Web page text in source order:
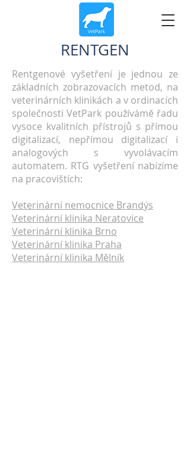
RENTGEN
Rentgenové vyšetření je jednou ze
základních zobrazovacích metod, na
veterinárních klinikách a v ordinacích
společnosti VetPark používámě řadu
vysoce kvalitních přístrojů s přímou
digitalizací, nepřímou digitalizací i
analogových s vyvolávacím
automatem. RTG vyšetření nabízíme
na pracovištích:
Veterinární nemocnice Brandýs
Veterinární klinika Neratovice
Veterinární klinika Brno
Veterinární klinika Praha
Veterinární klinika Mělník